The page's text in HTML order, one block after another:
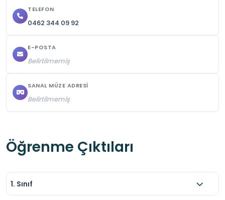
TELEFON
0462 344 09 92
E-POSTA
Belirtilmemiş
SANAL MÜZE ADRESI
Belirtilmemiş
Öğrenme Çıktıları
1. Sınıf